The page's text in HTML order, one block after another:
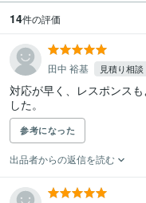
14件の評価
田中 裕基 見積り相談
対応が早く、レスポンス
した。
参考になった
出品者からの返信を読む